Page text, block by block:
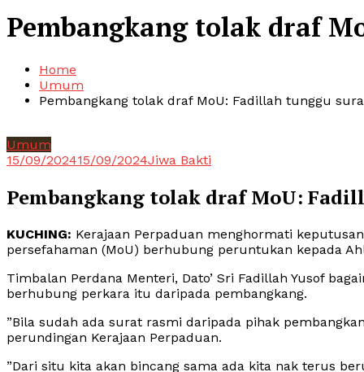
Pembangkang tolak draf
Home
Umum
Pembangkang tolak draf MoU: Fadillah tunggu
Umum
15/09/202415/09/2024Jiwa Bakti
Pembangkang tolak draf MoU:
KUCHING: Kerajaan Perpaduan menghormati
persefahaman (MoU) berhubung peruntukan kepada
Timbalan Perdana Menteri, Dato’ Sri Fadillah Yusof
berhubung perkara itu daripada pembangkang.
”Bila sudah ada surat rasmi daripada pihak
perundingan Kerajaan Perpaduan.
”Dari situ kita akan bincang sama ada kita nak terus